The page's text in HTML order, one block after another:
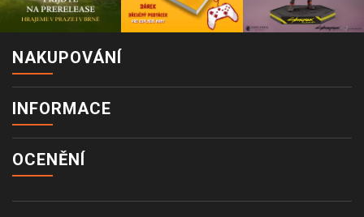
NAKUPOVÁNÍ
INFORMACE
OCENĚNÍ